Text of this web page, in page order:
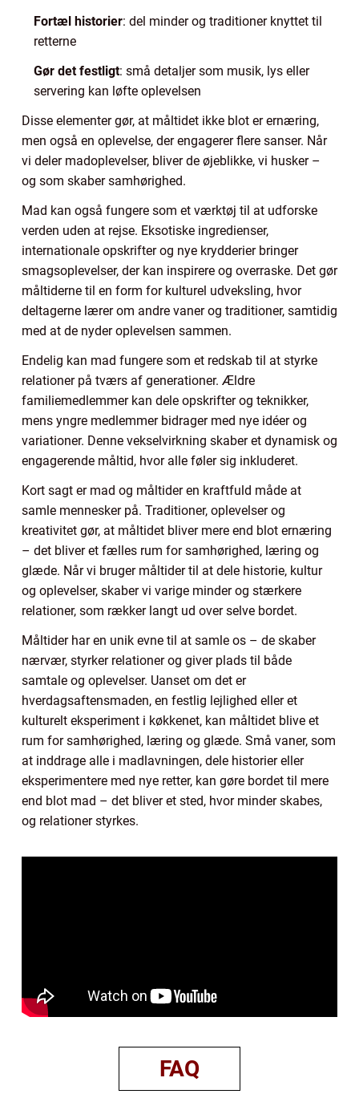
Fortæl historier: del minder og traditioner knyttet til
retterne
Gør det festligt: små detaljer som musik, lys eller
servering kan løfte oplevelsen
Disse elementer gør, at måltidet ikke blot er ernæring,
men også en oplevelse, der engagerer flere sanser. Når
vi deler madoplevelser, bliver de øjeblikke, vi husker –
og som skaber samhørighed.
Mad kan også fungere som et værktøj til at udforske
verden uden at rejse. Eksotiske ingredienser,
internationale opskrifter og nye krydderier bringer
smagsoplevelser, der kan inspirere og overraske. Det gør
måltiderne til en form for kulturel udveksling, hvor
deltagerne lærer om andre vaner og traditioner, samtidig
med at de nyder oplevelsen sammen.
Endelig kan mad fungere som et redskab til at styrke
relationer på tværs af generationer. Ældre
familiemedlemmer kan dele opskrifter og teknikker,
mens yngre medlemmer bidrager med nye idéer og
variationer. Denne vekselvirkning skaber et dynamisk og
engagerende måltid, hvor alle føler sig inkluderet.
Kort sagt er mad og måltider en kraftfuld måde at
samle mennesker på. Traditioner, oplevelser og
kreativitet gør, at måltidet bliver mere end blot ernæring
– det bliver et fælles rum for samhørighed, læring og
glæde. Når vi bruger måltider til at dele historie, kultur
og oplevelser, skaber vi varige minder og stærkere
relationer, som rækker langt ud over selve bordet.
Måltider har en unik evne til at samle os – de skaber
nærvær, styrker relationer og giver plads til både
samtale og oplevelser. Uanset om det er
hverdagsaftensmaden, en festlig lejlighed eller et
kulturelt eksperiment i køkkenet, kan måltidet blive et
rum for samhørighed, læring og glæde. Små vaner, som
at inddrage alle i madlavningen, dele historier eller
eksperimentere med nye retter, kan gøre bordet til mere
end blot mad – det bliver et sted, hvor minder skabes,
og relationer styrkes.
FAQ